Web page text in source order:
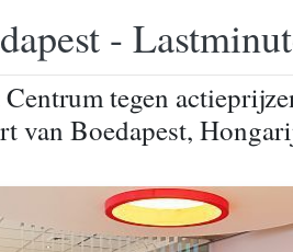
-
tegen
van Boedapest,